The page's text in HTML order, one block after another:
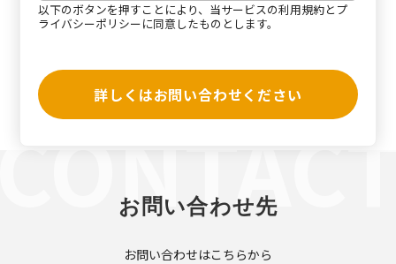
以下のボタンを押すことにより、当サービスの利用規約と プ
ライバシーポリシーに同意したものとします。
詳しくはお問い合わせください
お問い合わせ先
お問い合わせはこちらから